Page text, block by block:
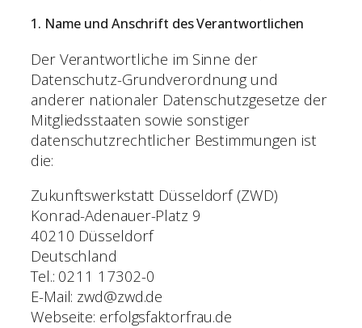
1. Name und Anschrift des Verantwortlichen
Der Verantwortliche im Sinne der
Datenschutz-Grundverordnung und
anderer nationaler Datenschutzgesetze der
Mitgliedsstaaten sowie sonstiger
datenschutzrechtlicher Bestimmungen ist
die:
Zukunftswerkstatt Düsseldorf (ZWD)
Konrad-Adenauer-Platz 9
40210 Düsseldorf
Deutschland
Tel.: 0211 17302-0
E-Mail: zwd@zwd.de
Webseite: erfolgsfaktorfrau.de